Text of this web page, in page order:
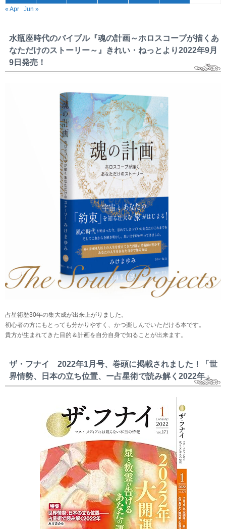
« Apr
Jun »
水瓶座時代のバイブル『魂の計画～ホロスコープが描くあ
なただけのストーリー～』きれい・ねっとより2022年9月
9日発売！
占星術歴30年の集大成が出来上がりました。
初心者の方にもとっても分かりやすく、かつ楽しんでいただける本です。
貴方が生まれてきた目的＆計画を自分自身で知ることが出来ます。
ザ・フナイ 2022年1月号、巻頭に掲載されました！「世
界情勢、日本の立ち位置、ー占星術で読み解く2022年」